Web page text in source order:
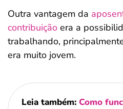
Outra vantagem da
contribuição era a
trabalhando,
era muito jovem.
Leia também: Como